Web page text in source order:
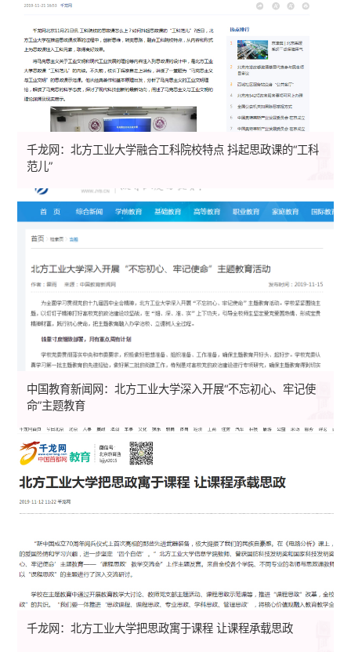
千龙网：北方工业大学融合工科院校特点 抖起思政课的“工科
范儿”
中国教育新闻网：北方工业大学深入开展“不忘初心、牢记使
命”主题教育
千龙网：北方工业大学把思政寓于课程 让课程承载思政